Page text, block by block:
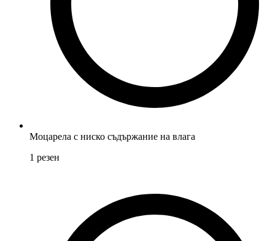
Моцарела с ниско съдържание на влага
1 резен